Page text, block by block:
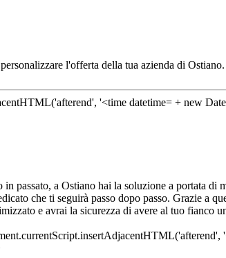
l'offerta della tua azienda di Ostiano.
passato, a Ostiano hai la soluzione a portata di
che ti seguirà passo dopo passo. Grazie a
e avrai la sicurezza di avere al tuo fianco